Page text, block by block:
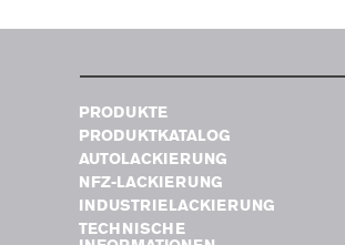
PRODUKTE
PRODUKTKATALOG
AUTOLACKIERUNG
NFZ-LACKIERUNG
INDUSTRIELACKIERUNG
TECHNISCHE